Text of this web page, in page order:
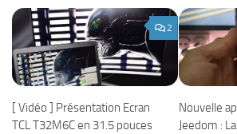
2
[ Vidéo ] Présentation Ecran
TCL T32M6C en 31.5 pouces
Nouvelle
Jeedom :